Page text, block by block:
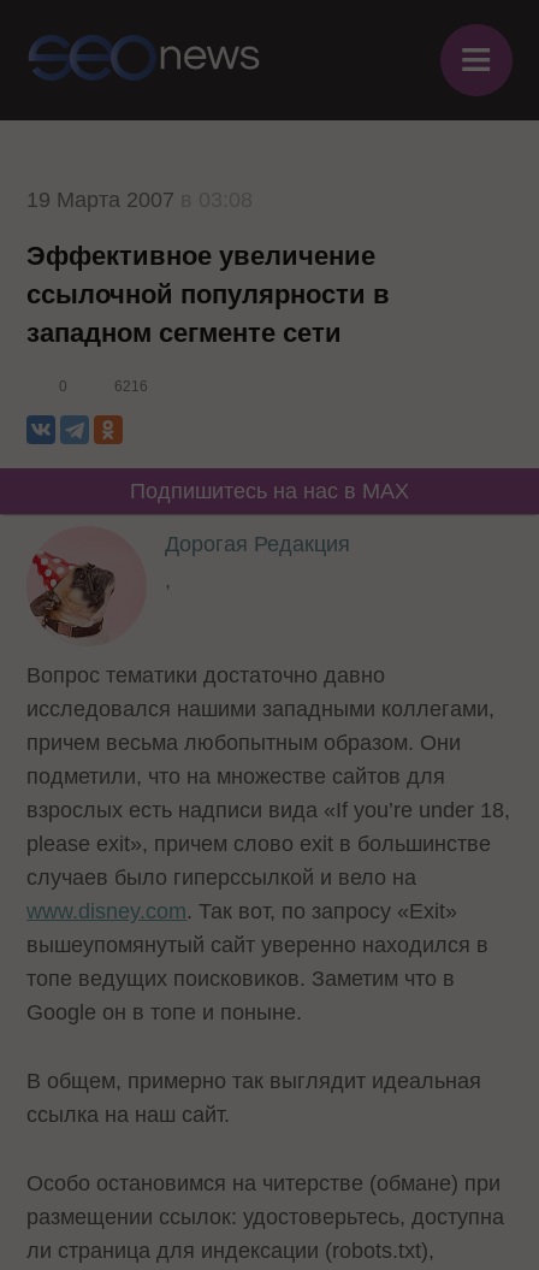
≡
19 Марта 2007
Эффективное увеличение
ссылочной популярности в
западном сегменте сети
0 6216
Подпишитесь на нас в MAX
Дорогая Редакция
,
Вопрос тематики достаточно давно
исследовался нашими западными коллегами,
причем весьма любопытным образом. Они
подметили, что на множестве сайтов для
взрослых есть надписи вида «If you’re under 18,
please exit», причем слово exit в большинстве
случаев было гиперссылкой и вело на
www.disney.com. Так вот, по запросу «Exit»
вышеупомянутый сайт уверенно находился в
топе ведущих поисковиков. Заметим что в
Google он в топе и поныне.
В общем, примерно так выглядит идеальная
ссылка на наш сайт.
Особо остановимся на читерстве (обмане) при
размещении ссылок: удостоверьтесь, доступна
ли страница для индексации (robots.txt),